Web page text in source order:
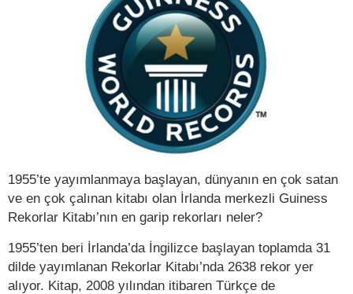
1955’te yayımlanmaya başlayan, dünyanın en çok satan
ve en çok çalınan kitabı olan İrlanda merkezli Guiness
Rekorlar Kitabı’nın en garip rekorları neler?
1955’ten beri İrlanda’da İngilizce başlayan toplamda 31
dilde yayımlanan Rekorlar Kitabı’nda 2638 rekor yer
alıyor. Kitap, 2008 yılından itibaren Türkçe de